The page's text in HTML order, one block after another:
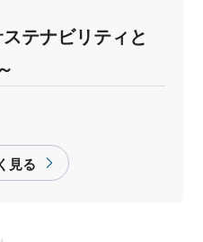
テナビリティと
見る